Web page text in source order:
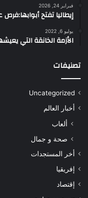
فبراير 24, 2026
إيطاليا تفتح
يوليو 6, 2022
الأزمة الخانقة التي
تصنيفات
Uncategorized
أخبار العالم
ألعاب
صحة و جمال
أخر المستجدات
إفريقيا
إقتصاد